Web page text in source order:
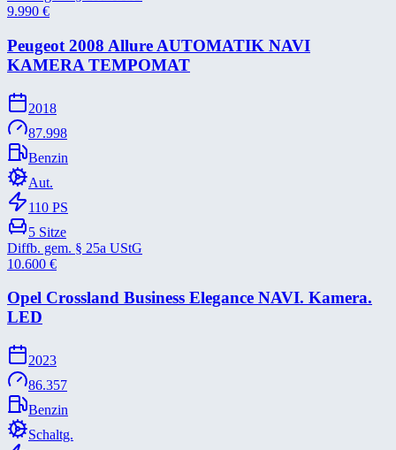
9.990 €
Peugeot 2008 Allure AUTOMATIK NAVI
KAMERA TEMPOMAT
2018
87.998
Benzin
Aut.
110 PS
5 Sitze
Diffb. gem. § 25a UStG
10.600 €
Opel Crossland Business Elegance NAVI. Kamera.
LED
2023
86.357
Benzin
Schaltg.